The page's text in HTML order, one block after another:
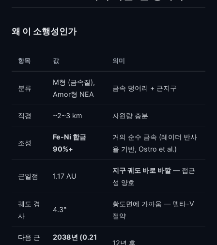
왜 이 소행성인가
항목 값 의미
분류
M형 (금속질),
Amor형 NEA
금속 덩어리 + 근지구
직경 ~2~3 km 자원량 충분
조성
Fe-Ni 합금
90%+
거의 순수 금속 (레이더 반사
율 기반, Ostro et al.)
근일점 1.17 AU
지구 궤도 바로 바깥— 접근
성 양호
궤도 경
사
4.3°
황도면에 가까움 — 델타-V
절약
다음 근
2038년 (0.21
12년 후